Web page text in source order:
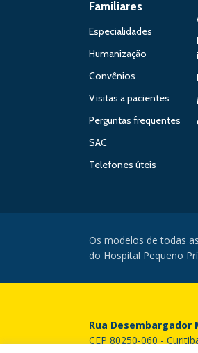
Familiares
Especialidades
Humanização
Convênios
Visitas a pacientes
Perguntas frequentes
SAC
Telefones úteis
Os modelos de todas
do Hospital Pequeno
Rua Desembargador
CEP 80250-060 -